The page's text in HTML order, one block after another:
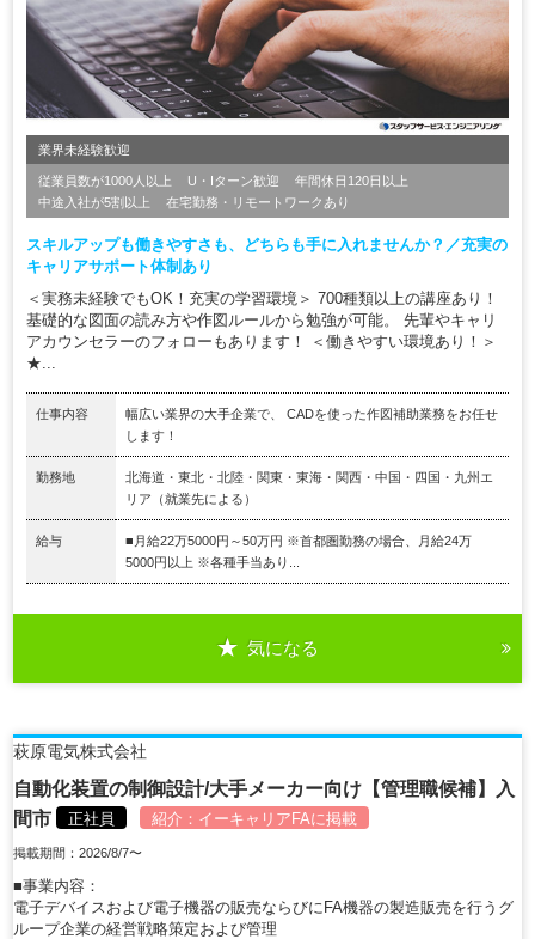
業界未経験歓迎
従業員数が1000人以上 U・Iターン歓迎
年間休日120日以上
中途入社が5割以上
在宅勤務・リモートワークあり
スキルアップも働きやすさも、どちらも手に入れませんか？／充実の
キャリアサポート体制あり
＜実務未経験でもOK！充実の学習環境＞ 700種類以上の講座あり！
基礎的な図面の読み方や作図ルールから勉強が可能。 先輩やキャリ
アカウンセラーのフォローもあります！ ＜働きやすい環境あり！＞
★...
仕事内容
幅広い業界の大手企業で、 CADを使った作図補助業務をお任せ
します！
勤務地
北海道・東北・北陸・関東・東海・関西・中国・四国・九州エ
リア（就業先による）
給与
■月給22万5000円～50万円 ※首都圏勤務の場合、月給24万
5000円以上 ※各種手当あり...
気になる
萩原電気株式会社
自動化装置の制御設計/大手メーカー向け【管理職候補】入
間市
正社員 紹介： イーキャリアFAに掲載
掲載期間：2026/8/7〜
■事業内容：
電子デバイスおよび電子機器の販売ならびにFA機器の製造販売を行うグ
ループ企業の経営戦略策定および管理